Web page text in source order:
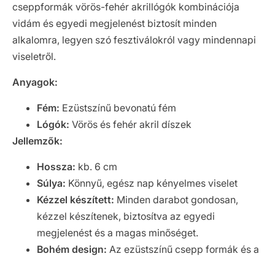
cseppformák vörös-fehér akrillógók kombinációja
vidám és egyedi megjelenést biztosít minden
alkalomra, legyen szó fesztiválokról vagy mindennapi
viseletről.
Anyagok:
Fém: Ezüstszínű bevonatú fém
Lógók: Vörös és fehér akril díszek
Jellemzők:
Hossza: kb. 6 cm
Súlya: Könnyű, egész nap kényelmes viselet
Kézzel készített: Minden darabot gondosan,
kézzel készítenek, biztosítva az egyedi
megjelenést és a magas minőséget.
Bohém design: Az ezüstszínű csepp formák és a